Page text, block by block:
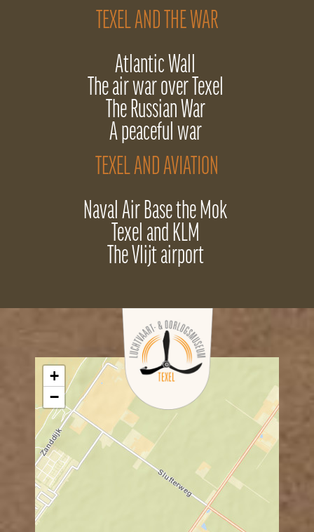
TEXEL AND THE WAR
Atlantic Wall
The air war over Texel
The Russian War
A peaceful war
TEXEL AND AVIATION
Naval Air Base the Mok
Texel and KLM
The Vlijt airport
+
−